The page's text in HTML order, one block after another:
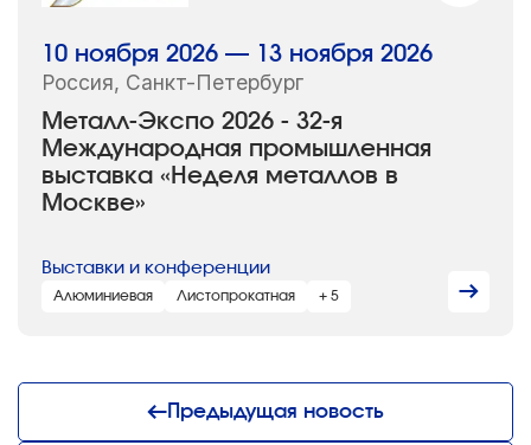
Металл-Экспо 2026 - 32-я
Международная промышленная
выставка «Неделя металлов в
Москве»
10 ноября 2026 — 13 ноября 2026
Россия, Санкт-Петербург
Выставки и конференции
Алюминиевая Листопрокатная + 5
Предыдущая новость